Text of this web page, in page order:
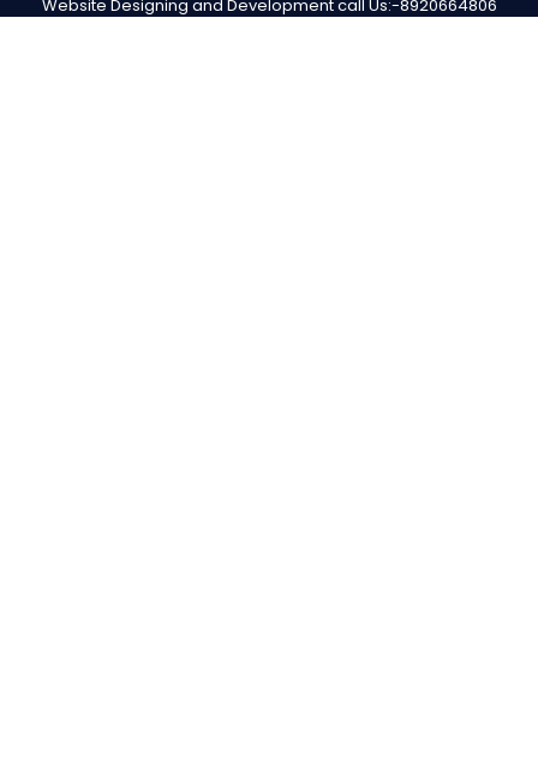
Website Designing and Development call Us:-8920664806